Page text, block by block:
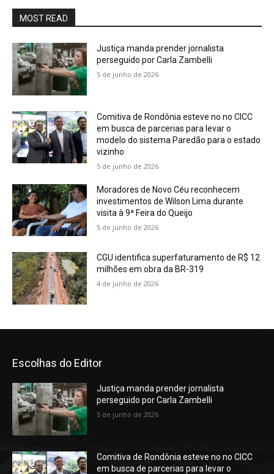
MOST READ
Justiça manda prender jornalista
perseguido por Carla Zambelli
5 de junho de 2026
Comitiva de Rondônia esteve no no CICC
em busca de parcerias para levar o
modelo do sistema Paredão para o estado
vizinho
5 de junho de 2026
Moradores de Novo Céu reconhecem
investimentos de Wilson Lima durante
visita à 9ª Feira do Queijo
5 de junho de 2026
CGU identifica superfaturamento de R$ 12
milhões em obra da BR-319
4 de junho de 2026
Escolhas do Editor
Justiça manda prender jornalista
perseguido por Carla Zambelli
5 de junho de 2026
Comitiva de Rondônia esteve no no CICC
em busca de parcerias para levar o